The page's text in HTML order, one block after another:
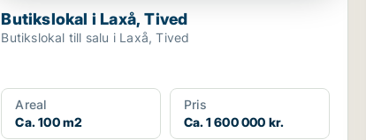
Butikslokal i Laxå, Tived
Butikslokal till salu i Laxå, Tived
Areal
Ca. 100 m2
Pris
Ca. 1 600 000 kr.